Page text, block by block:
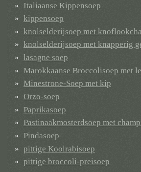
Italiaanse Kippensoep
kippensoep
knolselderijsoep met
knolselderijsoep met knapperig
lasagne soep
Marokkaanse Broccolisoep met
Minestrone-Soep met kip
Orzo-soep
Paprikasoep
Pastinaakmosterdsoep met
Pindasoep
pittige Koolrabisoep
pittige broccoli-preisoep